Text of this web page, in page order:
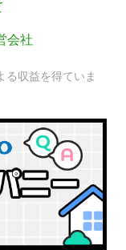
会社
る収益を得ていま